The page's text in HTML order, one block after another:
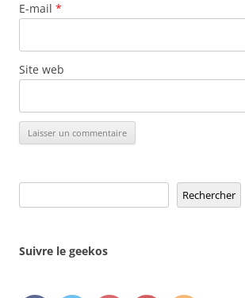
E-mail *
Site web
Rechercher
Suivre le geekos